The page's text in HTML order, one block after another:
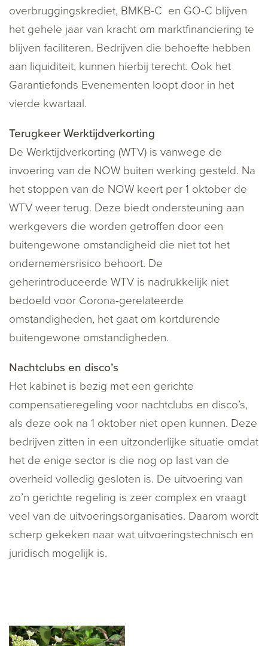
overbruggingskrediet, BMKB-C en GO-C blijven
het gehele jaar van kracht om marktfinanciering te
blijven faciliteren. Bedrijven die behoefte hebben
aan liquiditeit, kunnen hierbij terecht. Ook het
Garantiefonds Evenementen loopt door in het
vierde kwartaal.
Terugkeer Werktijdverkorting
De Werktijdverkorting (WTV) is vanwege de
invoering van de NOW buiten werking gesteld. Na
het stoppen van de NOW keert per 1 oktober de
WTV weer terug. Deze biedt ondersteuning aan
werkgevers die worden getroffen door een
buitengewone omstandigheid die niet tot het
ondernemersrisico behoort. De
geherintroduceerde WTV is nadrukkelijk niet
bedoeld voor Corona-gerelateerde
omstandigheden, het gaat om kortdurende
buitengewone omstandigheden.
Nachtclubs en disco’s
Het kabinet is bezig met een gerichte
compensatieregeling voor nachtclubs en disco’s,
als deze ook na 1 oktober niet open kunnen. Deze
bedrijven zitten in een uitzonderlijke situatie omdat
het de enige sector is die nog op last van de
overheid volledig gesloten is. De uitvoering van
zo’n gerichte regeling is zeer complex en vraagt
veel van de uitvoeringsorganisaties. Daarom wordt
scherp gekeken naar wat uitvoeringstechnisch en
juridisch mogelijk is.